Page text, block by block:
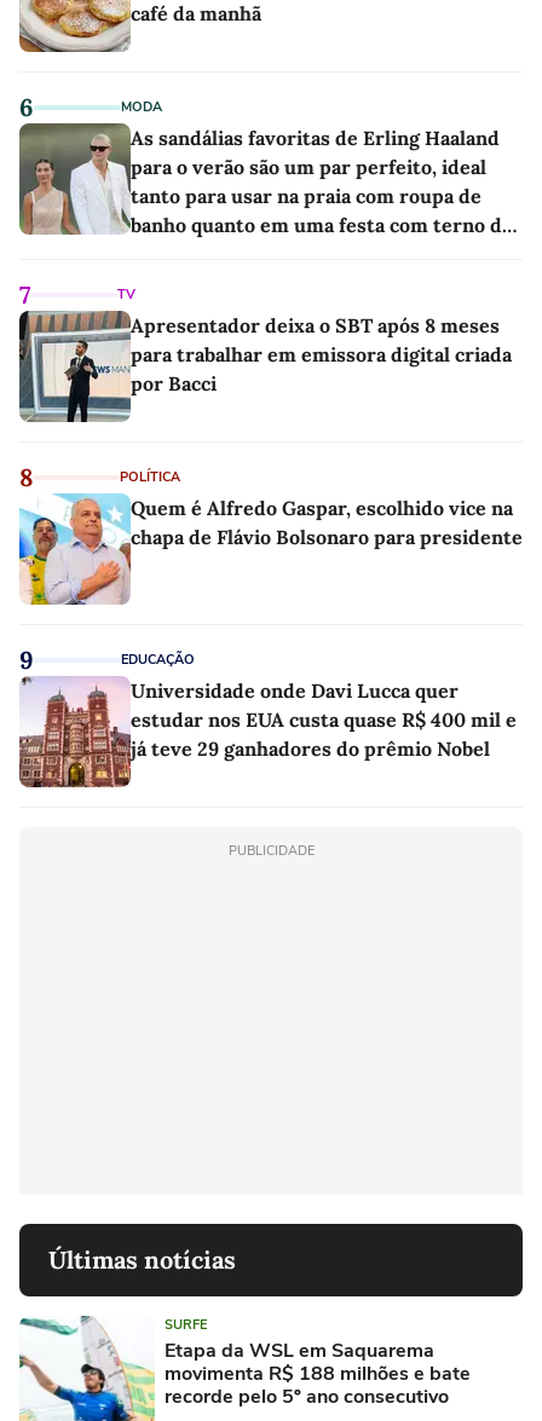
café da manhã
6 MODA
As sandálias favoritas de Erling Haaland
para o verão são um par perfeito, ideal
tanto para usar na praia com roupa de
banho quanto em uma festa com terno de
7 TV
Apresentador deixa o SBT após 8 meses
para trabalhar em emissora digital criada
por Bacci
8 POLÍTICA
Quem é Alfredo Gaspar, escolhido vice na
chapa de Flávio Bolsonaro para presidente
9 EDUCAÇÃO
Universidade onde Davi Lucca quer
estudar nos EUA custa quase R$ 400 mil e
já teve 29 ganhadores do prêmio Nobel
PUBLICIDADE
Últimas notícias
SURFE
Etapa da WSL em Saquarema
movimenta R$ 188 milhões e bate
recorde pelo 5º ano consecutivo